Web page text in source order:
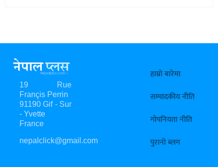
19 Rue
Françis Perrin
91190 Gif - Sur
- Yvette
France
nepalclick@gmail.com
हाम्रो बारेमा
सम्पादकीय नीति
गोपनियता नीति
पुरानो ब्लग